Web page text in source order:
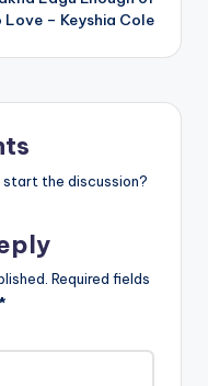
Love – Keyshia Cole
start the discussion?
Required fields
*